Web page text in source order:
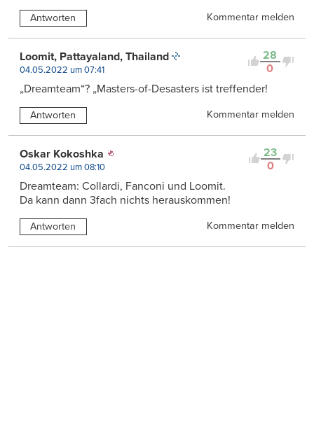
Antworten Kommentar melden
28
0
Loomit, Pattayaland, Thailand
04.05.2022 um 07:41
„Dreamteam“? „Masters-of-Desasters ist treffender!
Antworten Kommentar melden
23
0
Oskar Kokoshka
04.05.2022 um 08:10
Dreamteam: Collardi, Fanconi und Loomit.
Da kann dann 3fach nichts herauskommen!
Antworten Kommentar melden